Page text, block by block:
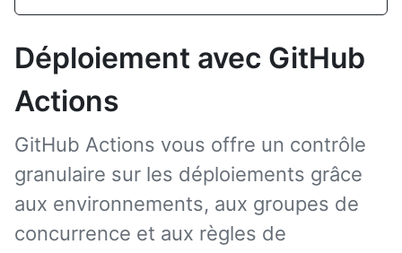
Déploiement avec GitHub
Actions
GitHub Actions vous offre un contrôle
granulaire sur les déploiements grâce
aux environnements, aux groupes de
concurrence et aux règles de